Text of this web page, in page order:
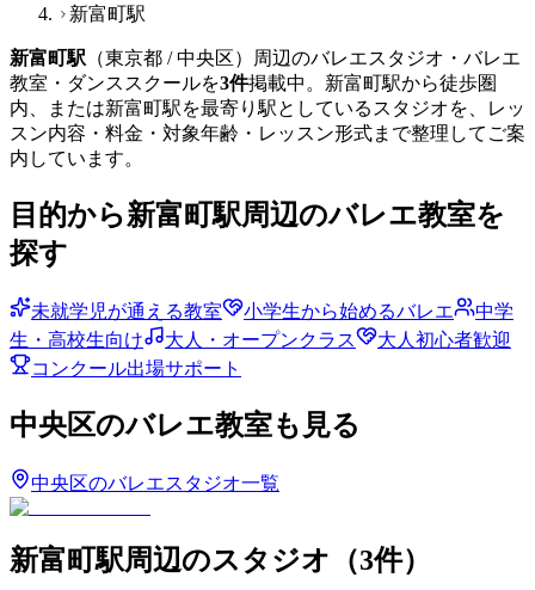
新富町駅
新富町駅 （東京都 / 中央区）周辺のバレエスタジオ・バレエ
教室・ダンススクールを3件掲載中。 新富町駅から徒歩圏
内、または新富町駅を最寄り駅としているスタジオを、レッ
スン内容・料金・対象年齢・レッスン形式まで整理してご案
内しています。
目的から新富町駅周辺のバレエ教室を
探す
未就学児が通える教室 小学生から始めるバレエ
中学
生・高校生向け
大人・オープンクラス
大人初心者歓迎
コンクール出場サポート
中央区のバレエ教室も見る
中央区のバレエスタジオ一覧
新富町駅周辺のスタジオ （3件）